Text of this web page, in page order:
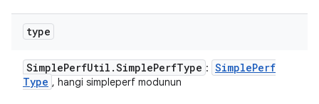
type
SimplePerfUtil .SimplePerfType : SimplePerf
Type , hangi simpleperf modunun